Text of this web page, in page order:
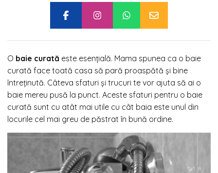
O baie curată este esențială. Mama spunea ca o baie
curată face toată casa să pară proaspătă și bine
întreținută. Câteva sfaturi și trucuri te vor ajuta să ai o
baie mereu pusă la punct. Aceste sfaturi pentru o baie
curată sunt cu atât mai utile cu cât baia este unul din
locurile cel mai greu de păstrat în bună ordine.